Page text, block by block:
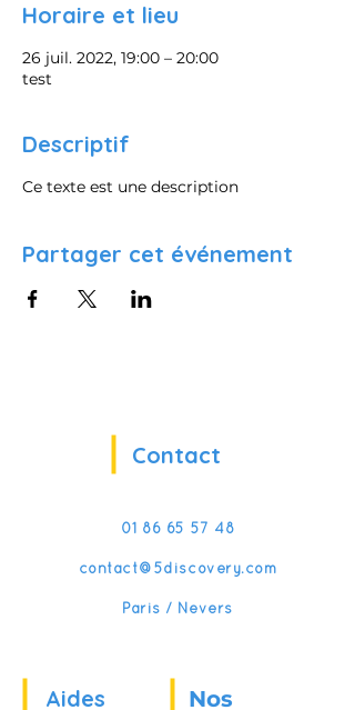
Horaire et lieu
26 juil. 2022, 19:00 – 20:00
test
Descriptif
Ce texte est une description
Partager cet événement
Contact
01 86 65 57 48
contact@5discovery.com
Paris / Nevers
Aides
Nos